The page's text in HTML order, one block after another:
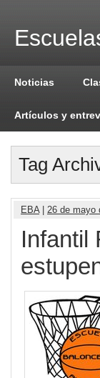
Noticias
Artículos y
Tag
EBA| 26 de mayo
Infantil